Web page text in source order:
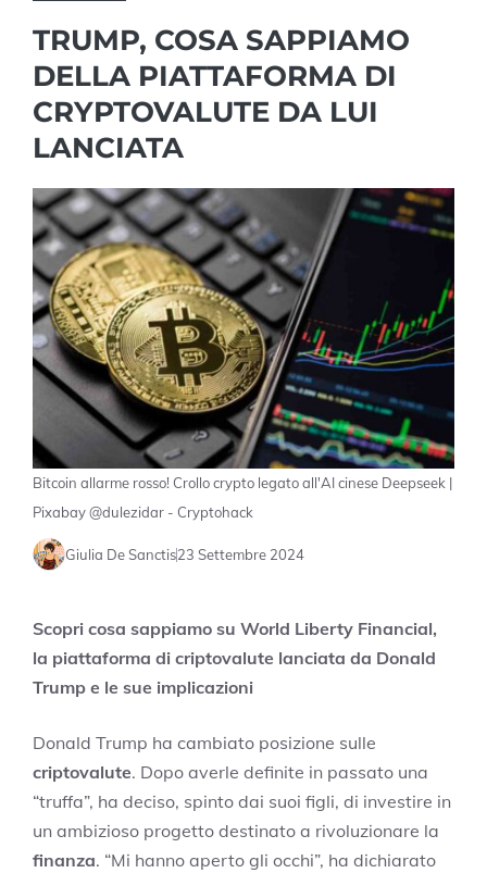
TRUMP, COSA SAPPIAMO
DELLA PIATTAFORMA DI
CRYPTOVALUTE DA LUI
LANCIATA
Bitcoin allarme rosso! Crollo crypto legato all'AI cinese Deepseek |
Pixabay @dulezidar - Cryptohack
Giulia De Sanctis23 Settembre 2024
Scopri cosa sappiamo su World Liberty Financial,
la piattaforma di criptovalute lanciata da Donald
Trump e le sue implicazioni
Donald Trump ha cambiato posizione sulle
criptovalute. Dopo averle definite in passato una
“truffa”, ha deciso, spinto dai suoi figli, di investire in
un ambizioso progetto destinato a rivoluzionare la
finanza. “Mi hanno aperto gli occhi”, ha dichiarato